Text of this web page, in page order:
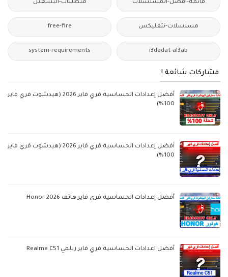
قائمة-أفضل-المسلسلات متطلبات-التشغيل
مسلسلات-نتفليكس free-fire
i3dadat-al3ab
system-requirements
مشاركات شائعة !
أفضل إعدادات الحساسية فري فاير 2026 (هيدشوت فري فاير
100%)
أفضل إعدادات الحساسية فري فاير 2026 (هيدشوت فري فاير
100%)
أفضل إعدادات الحساسية فري فاير هاتف Honor 2026
أفضل اعدادات الحساسية فري فاير ريلمي Realme C51